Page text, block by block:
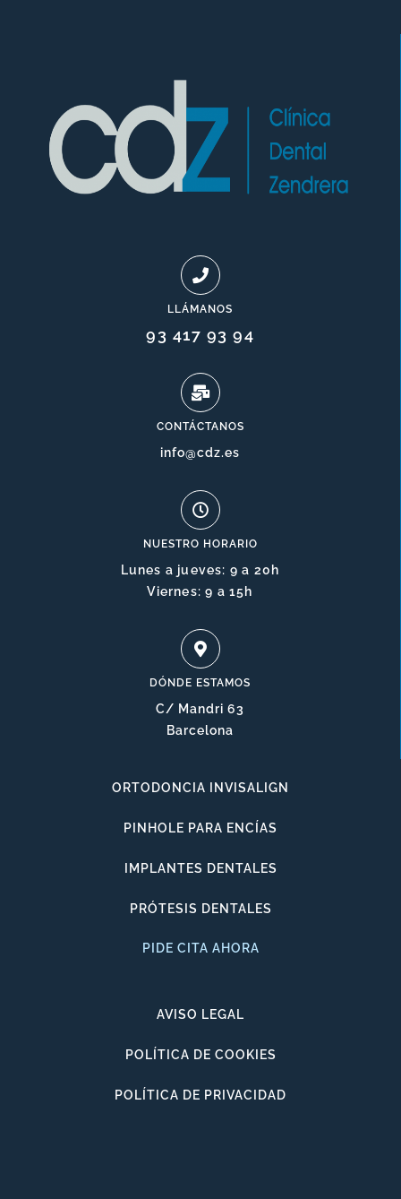
LLÁMANOS
93 417 93 94
CONTÁCTANOS
info@cdz.es
NUESTRO HORARIO
Lunes a jueves: 9 a 20h
Viernes: 9 a 15h
DÓNDE ESTAMOS
C/ Mandri 63
Barcelona
ORTODONCIA INVISALIGN
PINHOLE PARA ENCÍAS
IMPLANTES DENTALES
PRÓTESIS DENTALES
PIDE CITA AHORA
AVISO LEGAL
POLÍTICA DE COOKIES
POLÍTICA DE PRIVACIDAD